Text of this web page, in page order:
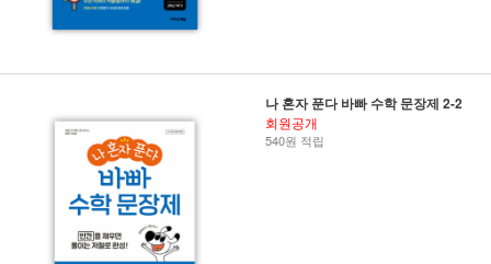
나 혼자 푼다 바빠 수학 문장제 2-2
회원공개
540원 적립